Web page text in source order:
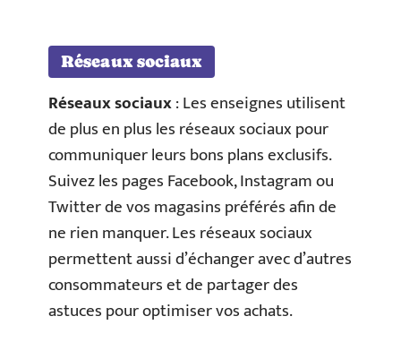
Réseaux sociaux
Réseaux sociaux: Les enseignes utilisent
de plus en plus les réseaux sociaux pour
communiquer leurs bons plans exclusifs.
Suivez les pages Facebook, Instagram ou
Twitter de vos magasins préférés afin de
ne rien manquer. Les réseaux sociaux
permettent aussi d’échanger avec d’autres
consommateurs et de partager des
astuces pour optimiser vos achats.